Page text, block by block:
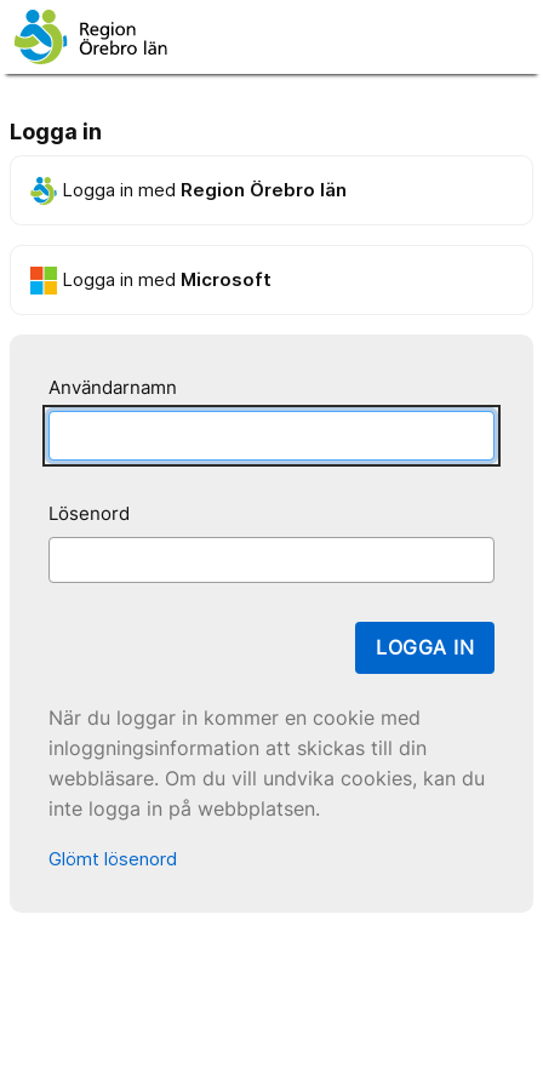
Logga in
Logga in med Region Örebro län
Logga in med Microsoft
Användarnamn
Lösenord
LOGGA IN
När du loggar in kommer en cookie med
inloggningsinformation att skickas till din
webbläsare. Om du vill undvika cookies, kan du
inte logga in på webbplatsen.
Glömt lösenord